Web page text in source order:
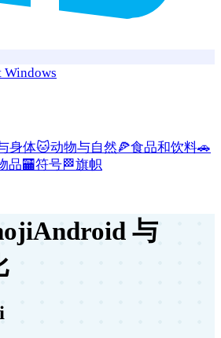
身体🐱动物与自然🍕食品和饮料🚗
品🏧符号🏁旗帜
Android 与